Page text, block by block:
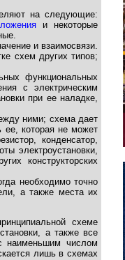
на следующие:
и некоторые
и взаимосвязи.
схем других типов;
функциональных
с электрическим
при ее наладке,
ними; схема дает
ее, которая не может
конденсатор,
электроустановки,
конструкторских
необходимо точно
а также места их
схеме
а также все
наименьшим числом
лишь в схемах